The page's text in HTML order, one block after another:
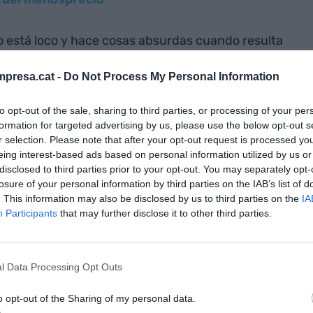
- Do Not Process My Personal Information
opt-out of the sale, sharing to third parties, or processing of your
for targeted advertising by us, please use the below opt-out
selection. Please note that after your opt-out request is processed
interest-based ads based on personal information utilized by us
to third parties prior to your opt-out. You may separately
of your personal information by third parties on the IAB’s list of
This information may also be disclosed by us to third parties on the
Participants that may further disclose it to other third parties.
Data Processing Opt Outs
opt-out of the Sharing of my personal data.
está loco y hace cosas absurdas cuando resulta
de manera descarada. Europa mira con
en muchas cosas lostontussomos nosotros.
no cambia
a la estrategia. Pero en la
que la estrategia acaba adaptándose a
nada cambia, y así no saldremos adelante.
saber qué pasará
humanos en todo el planeta, pero pasó algo